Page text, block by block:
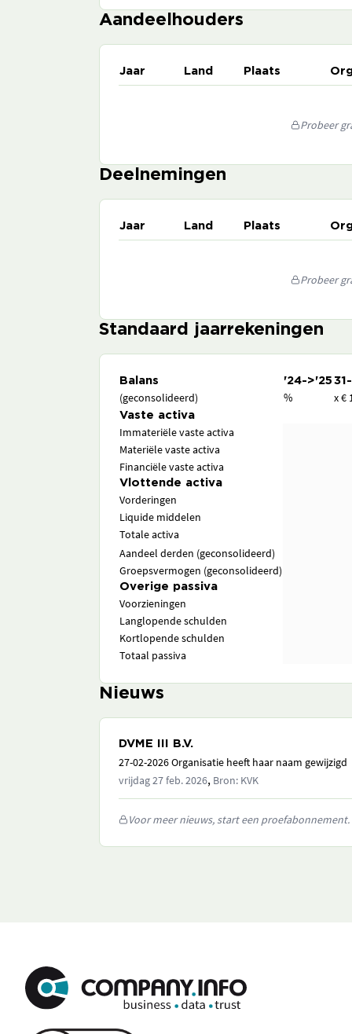
Aandeelhouders
Jaar Land Plaats
Probeer
Deelnemingen
Jaar Land Plaats
Probeer
Standaard jaarrekeningen
Balans '24->'25
(geconsolideerd) % x €
Vaste activa
Immateriële vaste activa
Materiële vaste activa
Financiële vaste activa
Vlottende activa
Vorderingen
Liquide middelen
Totale activa
Aandeel derden (geconsolideerd)
Groepsvermogen (geconsolideerd)
Overige passiva
Voorzieningen
Langlopende schulden
Kortlopende schulden
Totaal passiva
Nieuws
DVME III B.V.
27-02-2026 Organisatie heeft haar naam gewijzigd
vrijdag 27 feb. 2026, Bron: KVK
Voor meer nieuws, start een proefabonnement.